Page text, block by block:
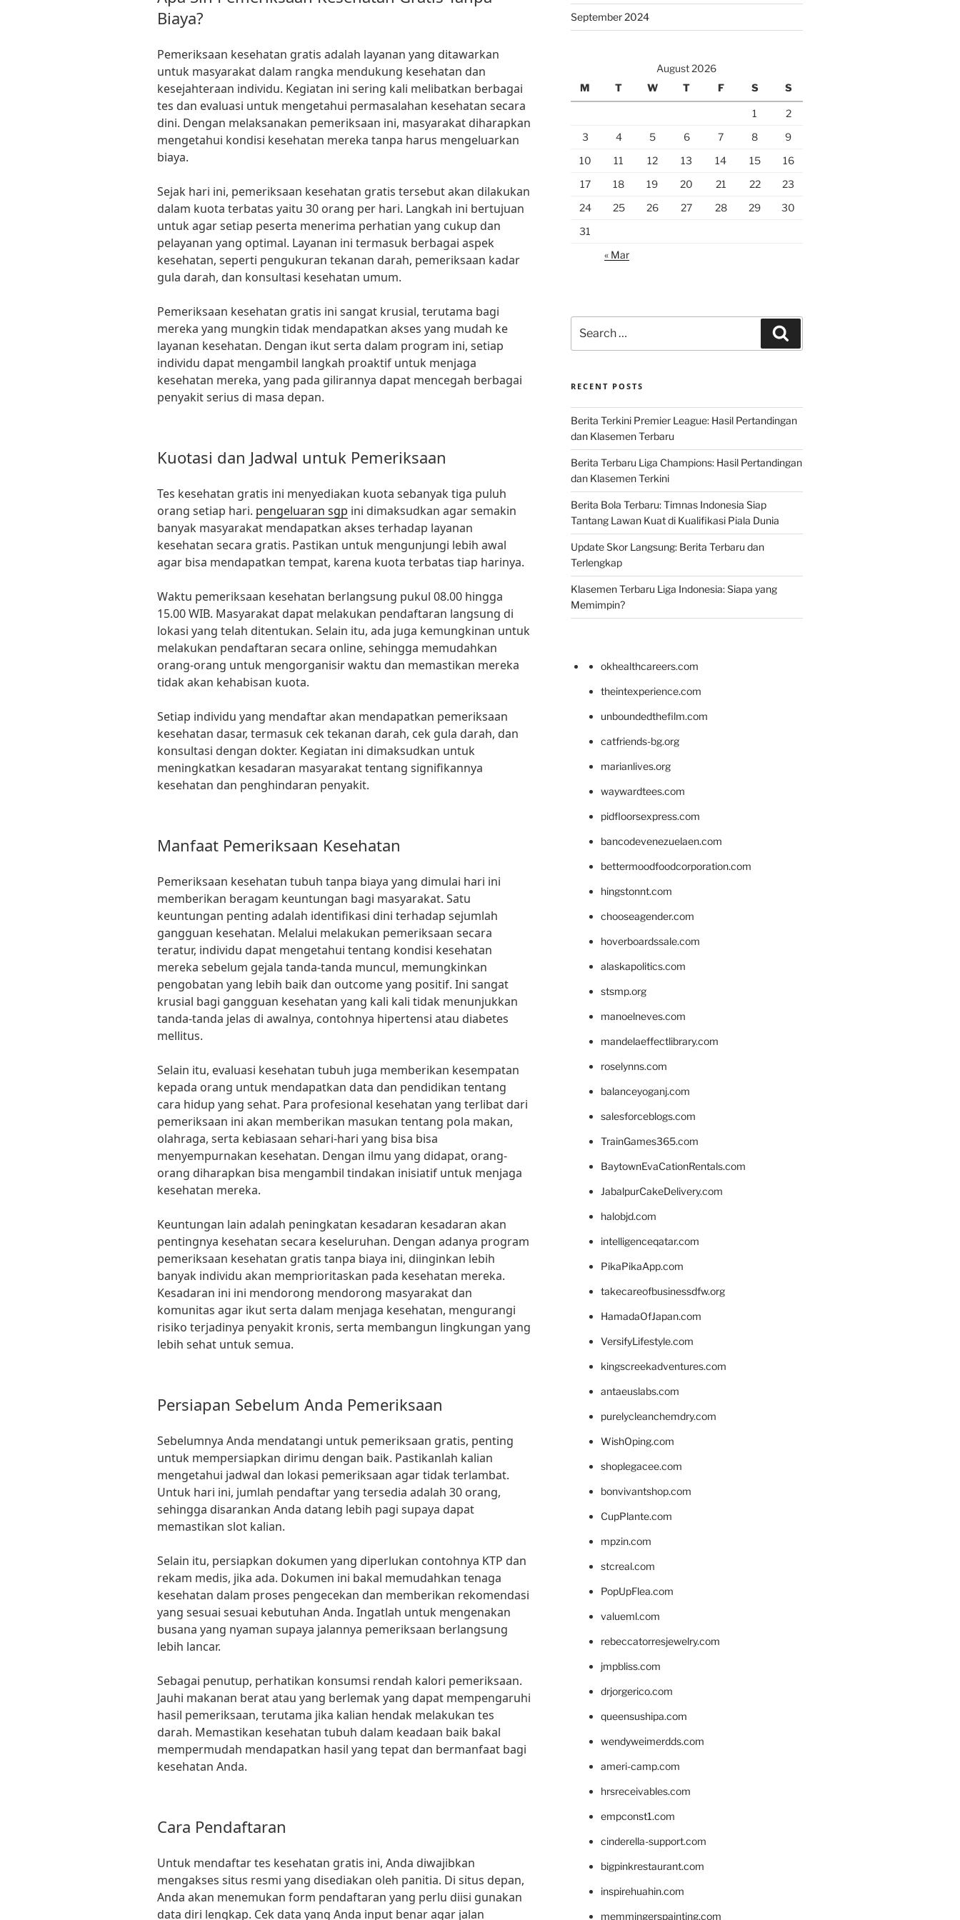
Biaya?
Pemeriksaan kesehatan gratis adalah layanan yang ditawarkan
untuk masyarakat dalam rangka mendukung kesehatan dan
kesejahteraan individu. Kegiatan ini sering kali melibatkan berbagai
tes dan evaluasi untuk mengetahui permasalahan kesehatan secara
dini. Dengan melaksanakan pemeriksaan ini, masyarakat diharapkan
mengetahui kondisi kesehatan mereka tanpa harus mengeluarkan
biaya.
Sejak hari ini, pemeriksaan kesehatan gratis tersebut akan dilakukan
dalam kuota terbatas yaitu 30 orang per hari. Langkah ini bertujuan
untuk agar setiap peserta menerima perhatian yang cukup dan
pelayanan yang optimal. Layanan ini termasuk berbagai aspek
kesehatan, seperti pengukuran tekanan darah, pemeriksaan kadar
gula darah, dan konsultasi kesehatan umum.
Pemeriksaan kesehatan gratis ini sangat krusial, terutama bagi
mereka yang mungkin tidak mendapatkan akses yang mudah ke
layanan kesehatan. Dengan ikut serta dalam program ini, setiap
individu dapat mengambil langkah proaktif untuk menjaga
kesehatan mereka, yang pada gilirannya dapat mencegah berbagai
penyakit serius di masa depan.
Kuotasi dan Jadwal untuk Pemeriksaan
Tes kesehatan gratis ini menyediakan kuota sebanyak tiga puluh
orang setiap hari. pengeluaran sgp ini dimaksudkan agar semakin
banyak masyarakat mendapatkan akses terhadap layanan
kesehatan secara gratis. Pastikan untuk mengunjungi lebih awal
agar bisa mendapatkan tempat, karena kuota terbatas tiap harinya.
Waktu pemeriksaan kesehatan berlangsung pukul 08.00 hingga
15.00 WIB. Masyarakat dapat melakukan pendaftaran langsung di
lokasi yang telah ditentukan. Selain itu, ada juga kemungkinan untuk
melakukan pendaftaran secara online, sehingga memudahkan
orang-orang untuk mengorganisir waktu dan memastikan mereka
tidak akan kehabisan kuota.
Setiap individu yang mendaftar akan mendapatkan pemeriksaan
kesehatan dasar, termasuk cek tekanan darah, cek gula darah, dan
konsultasi dengan dokter. Kegiatan ini dimaksudkan untuk
meningkatkan kesadaran masyarakat tentang signifikannya
kesehatan dan penghindaran penyakit.
Manfaat Pemeriksaan Kesehatan
Pemeriksaan kesehatan tubuh tanpa biaya yang dimulai hari ini
memberikan beragam keuntungan bagi masyarakat. Satu
keuntungan penting adalah identifikasi dini terhadap sejumlah
gangguan kesehatan. Melalui melakukan pemeriksaan secara
teratur, individu dapat mengetahui tentang kondisi kesehatan
mereka sebelum gejala tanda-tanda muncul, memungkinkan
pengobatan yang lebih baik dan outcome yang positif. Ini sangat
krusial bagi gangguan kesehatan yang kali kali tidak menunjukkan
tanda-tanda jelas di awalnya, contohnya hipertensi atau diabetes
mellitus.
Selain itu, evaluasi kesehatan tubuh juga memberikan kesempatan
kepada orang untuk mendapatkan data dan pendidikan tentang
cara hidup yang sehat. Para profesional kesehatan yang terlibat dari
pemeriksaan ini akan memberikan masukan tentang pola makan,
olahraga, serta kebiasaan sehari-hari yang bisa bisa
menyempurnakan kesehatan. Dengan ilmu yang didapat, orang-
orang diharapkan bisa mengambil tindakan inisiatif untuk menjaga
kesehatan mereka.
Keuntungan lain adalah peningkatan kesadaran kesadaran akan
pentingnya kesehatan secara keseluruhan. Dengan adanya program
pemeriksaan kesehatan gratis tanpa biaya ini, diinginkan lebih
banyak individu akan memprioritaskan pada kesehatan mereka.
Kesadaran ini ini mendorong mendorong masyarakat dan
komunitas agar ikut serta dalam menjaga kesehatan, mengurangi
risiko terjadinya penyakit kronis, serta membangun lingkungan yang
lebih sehat untuk semua.
Persiapan Sebelum Anda Pemeriksaan
Sebelumnya Anda mendatangi untuk pemeriksaan gratis, penting
untuk mempersiapkan dirimu dengan baik. Pastikanlah kalian
mengetahui jadwal dan lokasi pemeriksaan agar tidak terlambat.
Untuk hari ini, jumlah pendaftar yang tersedia adalah 30 orang,
sehingga disarankan Anda datang lebih pagi supaya dapat
memastikan slot kalian.
Selain itu, persiapkan dokumen yang diperlukan contohnya KTP dan
rekam medis, jika ada. Dokumen ini bakal memudahkan tenaga
kesehatan dalam proses pengecekan dan memberikan rekomendasi
yang sesuai sesuai kebutuhan Anda. Ingatlah untuk mengenakan
busana yang nyaman supaya jalannya pemeriksaan berlangsung
lebih lancar.
Sebagai penutup, perhatikan konsumsi rendah kalori pemeriksaan.
Jauhi makanan berat atau yang berlemak yang dapat mempengaruhi
hasil pemeriksaan, terutama jika kalian hendak melakukan tes
darah. Memastikan kesehatan tubuh dalam keadaan baik bakal
mempermudah mendapatkan hasil yang tepat dan bermanfaat bagi
kesehatan Anda.
Cara Pendaftaran
Untuk mendaftar tes kesehatan gratis ini, Anda diwajibkan
mengakses situs resmi yang disediakan oleh panitia. Di situs depan,
Anda akan menemukan form pendaftaran yang perlu diisi gunakan
data diri lengkap. Cek data yang Anda input benar agar jalan
September 2024
August 2026
M
T W T F S S
1
2
3
4 5 6 7 8
9
10
11 12 13 14 15
16
17
18 19 20 21 22
23
24
25 26 27 28 29
30
31
« Mar
for:
RECENT POSTS
Berita Terkini Premier League: Hasil Pertandingan
dan Klasemen Terbaru
Berita Terbaru Liga Champions: Hasil Pertandingan
dan Klasemen Terkini
Berita Bola Terbaru: Timnas Indonesia Siap
Tantang Lawan Kuat di Kualifikasi Piala Dunia
Update Skor Langsung: Berita Terbaru dan
Terlengkap
Klasemen Terbaru Liga Indonesia: Siapa yang
Memimpin?
okhealthcareers.com
theintexperience.com
unboundedthefilm.com
catfriends-bg.org
marianlives.org
waywardtees.com
pidfloorsexpress.com
bancodevenezuelaen.com
bettermoodfoodcorporation.com
hingstonnt.com
chooseagender.com
hoverboardssale.com
alaskapolitics.com
stsmp.org
manoelneves.com
mandelaeffectlibrary.com
roselynns.com
balanceyoganj.com
salesforceblogs.com
TrainGames365.com
BaytownEvaCationRentals.com
JabalpurCakeDelivery.com
halobjd.com
intelligenceqatar.com
PikaPikaApp.com
takecareofbusinessdfw.org
HamadaOfJapan.com
VersifyLifestyle.com
kingscreekadventures.com
antaeuslabs.com
purelycleanchemdry.com
WishOping.com
shoplegacee.com
bonvivantshop.com
CupPlante.com
mpzin.com
stcreal.com
PopUpFlea.com
valueml.com
rebeccatorresjewelry.com
jmpbliss.com
drjorgerico.com
queensushipa.com
wendyweimerdds.com
ameri-camp.com
hrsreceivables.com
empconst1.com
cinderella-support.com
bigpinkrestaurant.com
inspirehuahin.com
memmingerspainting.com